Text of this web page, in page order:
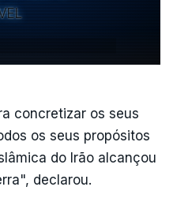
concretizar os seus
os seus propósitos
do Irão alcançou
declarou.